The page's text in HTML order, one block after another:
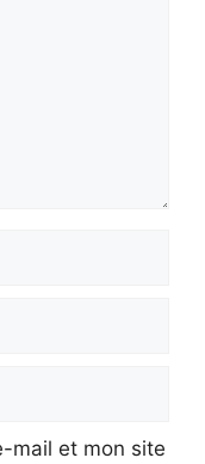
mail et mon site